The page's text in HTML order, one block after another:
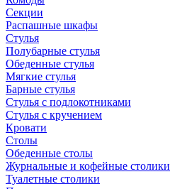
Секции
Распашные шкафы
Стулья
Полубарные стулья
Обеденные стулья
Мягкие стулья
Барные стулья
Стулья с подлокотниками
Стулья с кручением
Кровати
Столы
Обеденные столы
Журнальные и кофейные столики
Туалетные столики